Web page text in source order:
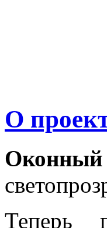
О
Теперь